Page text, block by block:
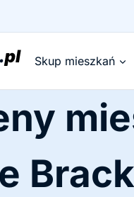
Skup mieszkań